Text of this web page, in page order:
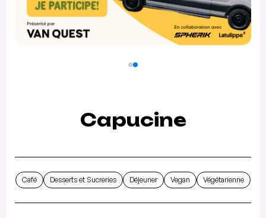
Capucine
Café Desserts et Sucreries Déjeuner Vegan Végétarienne